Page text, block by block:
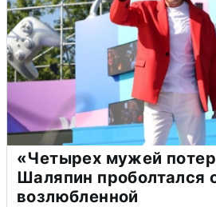
«Четырех мужей
Шаляпин проболтался
возлюбленной